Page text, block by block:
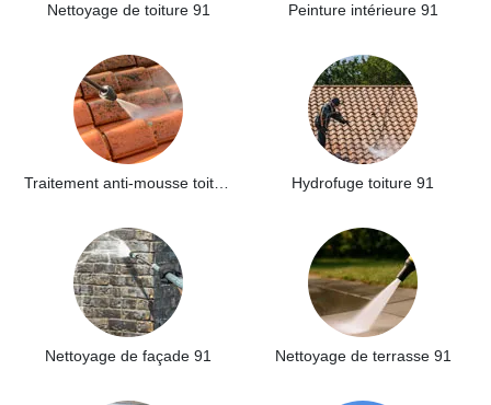
Nettoyage de toiture 91 Peinture intérieure 91
Hydrofuge toiture 91
Nettoyage de façade 91 Nettoyage de terrasse 91